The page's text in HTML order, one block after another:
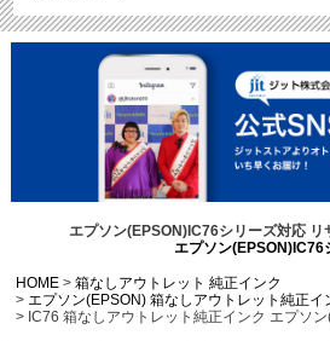
エプソン(EPSON)IC76シリーズ対応 リ
エプソン(EPSON)IC76
HOME
箱なしアウトレット 純正インク
エプソン(EPSON) 箱なしアウトレット純正イ
IC76 箱なしアウトレット純正インク エプソ